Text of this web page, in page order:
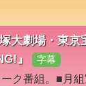
大劇場・東京
』
字幕
ク番組。■月